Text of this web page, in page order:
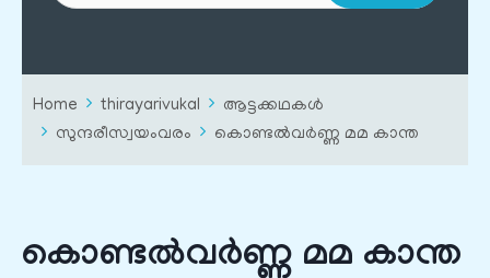
Home thirayarivukal
ആട്ടക്കഥകൾ
സുന്ദരീസ്വയംവരം
കൊണ്ടൽവർണ്ണ മമ കാന്ത
കൊണ്ടൽവർണ്ണ മമ കാന്ത